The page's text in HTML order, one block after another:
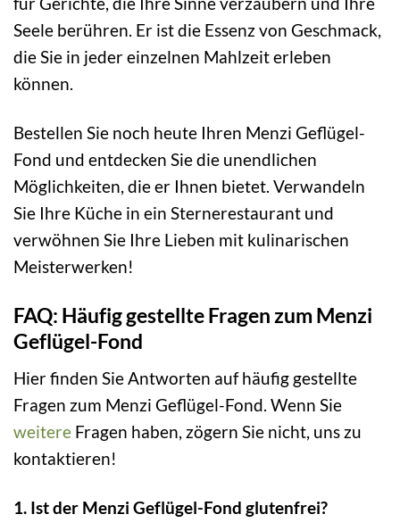
Seele berühren. Er ist die Essenz von Geschmack,
die Sie in jeder einzelnen Mahlzeit erleben
können.
Bestellen Sie noch heute Ihren Menzi Geflügel-
Fond und entdecken Sie die unendlichen
Möglichkeiten, die er Ihnen bietet. Verwandeln
Sie Ihre Küche in ein Sternerestaurant und
verwöhnen Sie Ihre Lieben mit kulinarischen
Meisterwerken!
FAQ: Häufig gestellte Fragen zum Menzi
Geflügel-Fond
Hier finden Sie Antworten auf häufig gestellte
Fragen zum Menzi Geflügel-Fond. Wenn Sie
weitere Fragen haben, zögern Sie nicht, uns zu
kontaktieren!
1. Ist der Menzi Geflügel-Fond glutenfrei?